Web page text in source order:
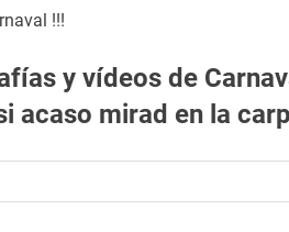
!!!
y vídeos de
acaso mirad en la